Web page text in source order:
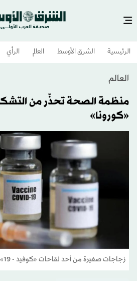
الرئيسية الشرق الأوسط​ العالم الرأي
العالم
منظمة الصحة تحذّر من
«كورونا»
زجاجات صغيرة من أحد لقاحات «كوفيد - 19» (أرشيفية - رويترز)